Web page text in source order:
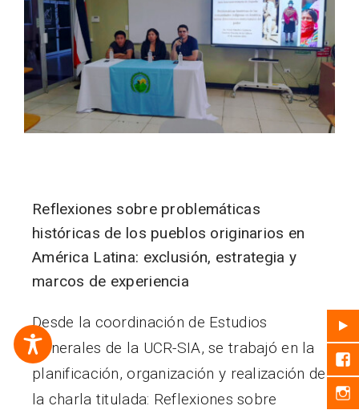
Reflexiones sobre problemáticas
históricas de los pueblos originarios en
América Latina: exclusión, estrategia y
marcos de experiencia
Desde la coordinación de Estudios
Generales de la UCR-SIA, se trabajó en la
planificación, organización y realización de
la charla titulada: Reflexiones sobre